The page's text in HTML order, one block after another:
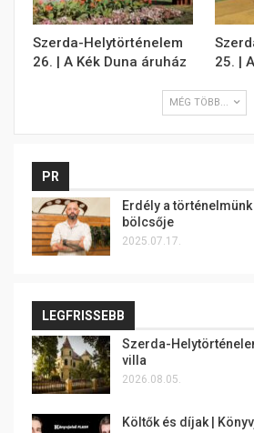
Szerda-Helytörténelem
26. | A Kék Duna áruház
25. |
MÉG TÖBB...
PR
Erdély a
bölcsője
2025.07.17.
LEGFRISSEBB
Szerda-
villa
2026.08.05.
Költők és díjak |